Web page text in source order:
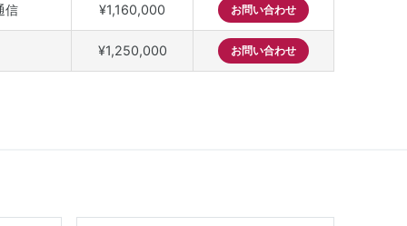
信 ¥1,160,000 お問い合わせ
¥1,250,000 お問い合わせ